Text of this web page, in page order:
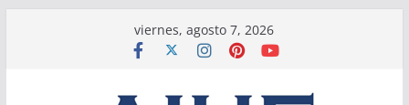
viernes, agosto 7, 2026